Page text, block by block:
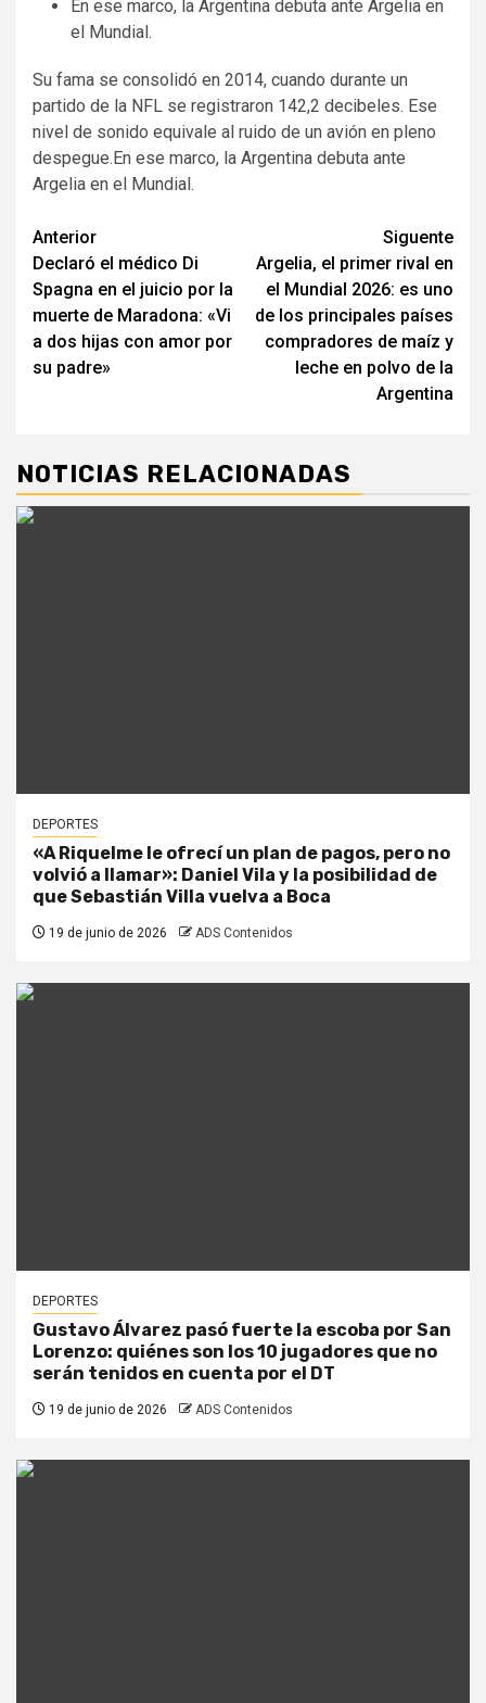
En ese marco, la Argentina debuta ante Argelia en
el Mundial.
Su fama se consolidó en 2014, cuando durante un
partido de la NFL se registraron 142,2 decibeles. Ese
nivel de sonido equivale al ruido de un avión en pleno
despegue.En ese marco, la Argentina debuta ante
Argelia en el Mundial.
Navegación
de
entradas
Anterior
Declaró el médico Di
Spagna en el juicio por la
muerte de Maradona: «Vi
a dos hijas con amor por
su padre»
Siguente
Argelia, el primer rival en
el Mundial 2026: es uno
de los principales países
compradores de maíz y
leche en polvo de la
Argentina
NOTICIAS RELACIONADAS
DEPORTES
«A Riquelme le ofrecí un plan de pagos, pero no
volvió a llamar»: Daniel Vila y la posibilidad de
que Sebastián Villa vuelva a Boca
19 de junio de 2026 ADS Contenidos
DEPORTES
Gustavo Álvarez pasó fuerte la escoba por San
Lorenzo: quiénes son los 10 jugadores que no
serán tenidos en cuenta por el DT
19 de junio de 2026 ADS Contenidos